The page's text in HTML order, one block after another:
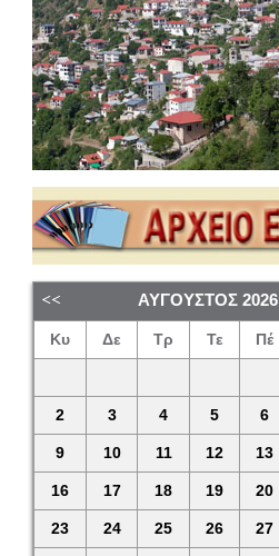
ΑΎΓΟΥΣΤΟΣ 2026
Κυ Δε Τρ Τε Πέ
2 3 4 5 6
9 10 11 12 13
16 17 18 19 20
23 24 25 26 27